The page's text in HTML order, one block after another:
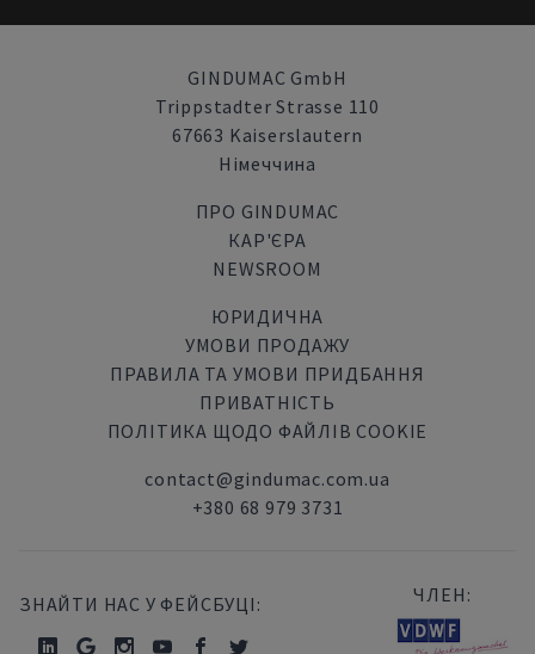
GINDUMAC GmbH
Trippstadter Strasse 110
67663 Kaiserslautern
Німеччина
ПРО GINDUMAC
КАР'ЄРА
NEWSROOM
ЮРИДИЧНА
УМОВИ ПРОДАЖУ
ПРАВИЛА ТА УМОВИ ПРИДБАННЯ
ПРИВАТНІСТЬ
ПОЛІТИКА ЩОДО ФАЙЛІВ COOKIE
contact@gindumac.com.ua
+380 68 979 3731
ЗНАЙТИ НАС У ФЕЙСБУЦІ: ЧЛЕН: